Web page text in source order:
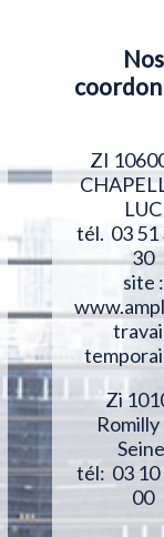
Nos
ZI
LUC
tél. 03 51
30
site :
Zi
tél: 03 10
00